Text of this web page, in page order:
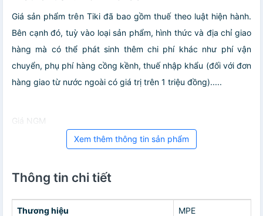
Giá sản phẩm trên Tiki đã bao gồm thuế theo luật hiện hành.
Bên cạnh đó, tuỳ vào loại sản phẩm, hình thức và địa chỉ giao
hàng mà có thể phát sinh thêm chi phí khác như phí vận
chuyển, phụ phí hàng cồng kềnh, thuế nhập khẩu (đối với đơn
hàng giao từ nước ngoài có giá trị trên 1 triệu đồng).....
Giá NGM
Xem thêm thông tin sản phẩm
Thông tin chi tiết
Thương hiệu MPE